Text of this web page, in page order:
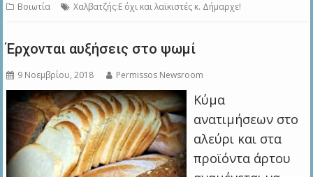
Βοιωτία Xαλβατζής:Ε όχι και λαϊκιστές κ. Δήμαρχε!
Έρχονται αυξήσεις στο ψωμί
9 Νοεμβρίου, 2018 Permissos Newsroom
Κύµα
ανατιµήσεων στο
αλεύρι και στα
προϊόντα άρτου